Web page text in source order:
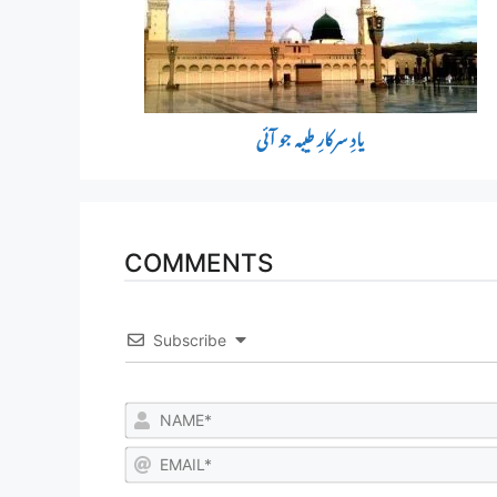
یادِ سرکارِ طیبہ جو آئی
COMMENTS
Subscribe